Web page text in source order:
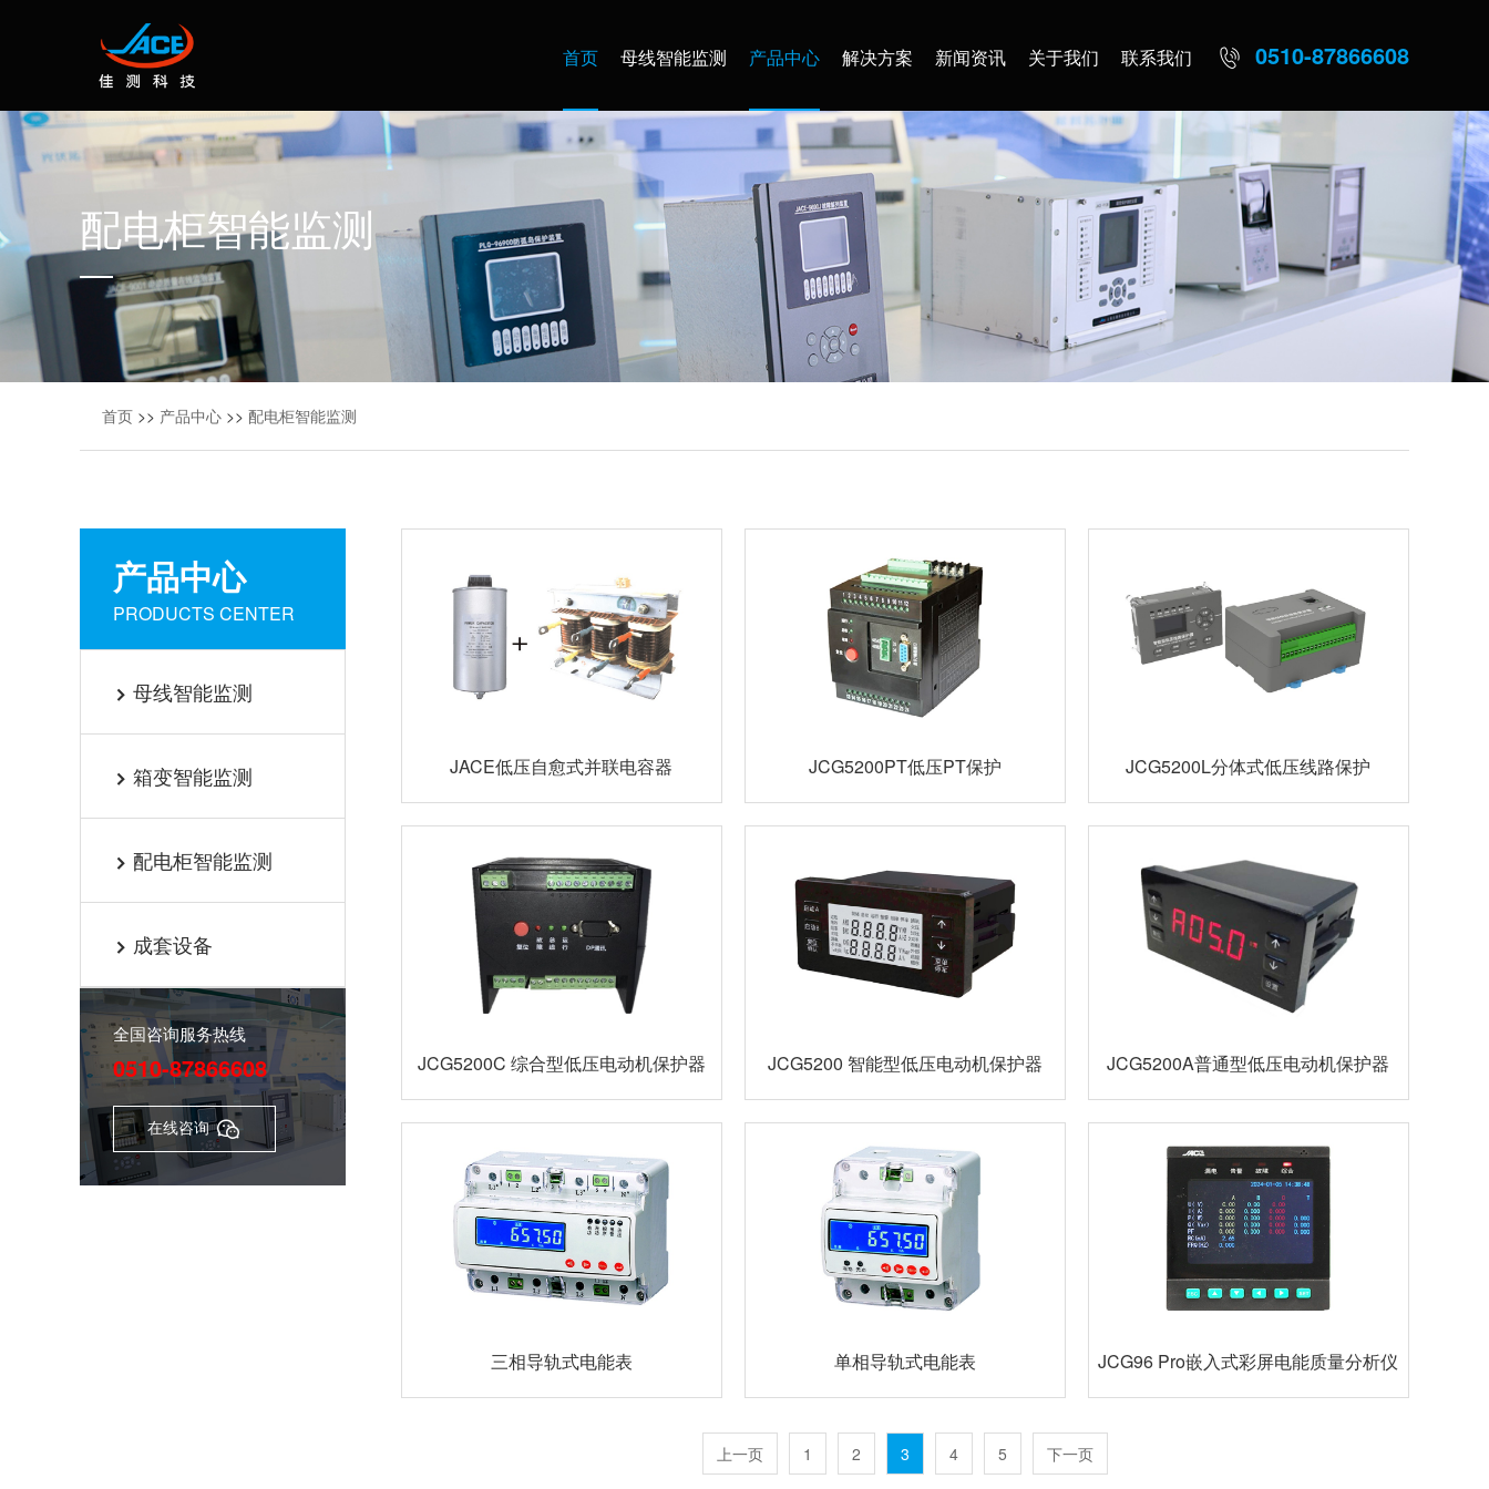
0510-87866608
首页 母线智能监测 产品中心 解决方案 新闻资讯 关于我们 联系我们
配电柜智能监测
首页 >> 产品中心 >> 配电柜智能监测
产品中心
PRODUCTS CENTER
 母线智能监测
 箱变智能监测
 配电柜智能监测
 成套设备
全国咨询服务热线
0510-87866608
在线咨询 
JACE低压自愈式并联电容器 JCG5200PT低压PT保护 JCG5200L分体式低压线路保护
JCG5200C 综合型低压电动机保护器 JCG5200 智能型低压电动机保护器 JCG5200A普通型低压电动机保护器
三相导轨式电能表 单相导轨式电能表 JCG96 Pro嵌入式彩屏电能质量分析仪
上一页 1 2 3 4 5 下一页